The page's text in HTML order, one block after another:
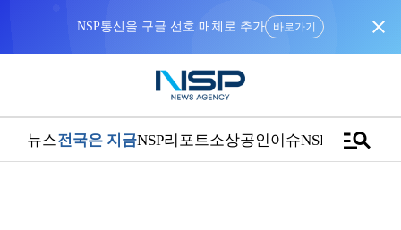
NSP통신을 구글 선호 매체로 추가 바로가기 close
뉴스전국은 지금NSP리포트소상공인이슈NSPTVmanage_search